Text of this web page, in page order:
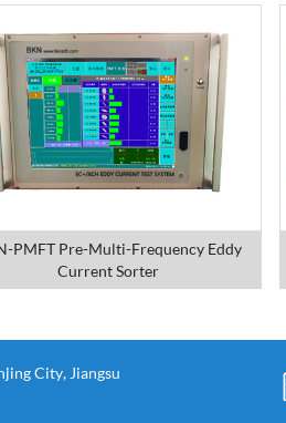
PMFT Pre-Multi-Frequency Eddy
Current Sorter
City, Jiangsu